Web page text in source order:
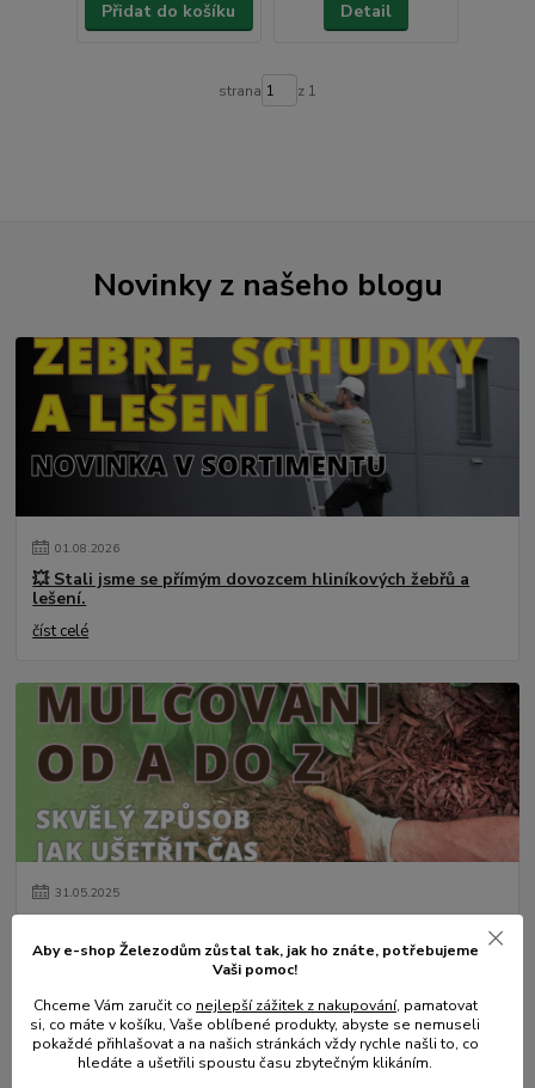
Přidat do košíku Detail
strana z 1
Novinky z našeho blogu
01.08.2026
💥 Stali jsme se přímým dovozcem hliníkových žebřů a
lešení.
číst celé
31.05.2025
číst celé
Aby e-shop Železodům zůstal tak, jak ho znáte, potřebujeme
Vaši pomoc!
Chceme Vám zaručit co nejlepší zážitek z nakupování, pamatovat
si, co máte v košíku, Vaše oblíbené produkty, abyste se nemuseli
pokaždé přihlašovat a na našich stránkách vždy rychle našli to, co
hledáte a ušetřili spoustu času zbytečným klikáním.